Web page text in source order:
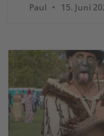
Paul 15. Juni